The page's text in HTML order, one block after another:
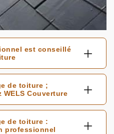
est conseillé
de toiture ;
Couverture
de toiture :
professionnel